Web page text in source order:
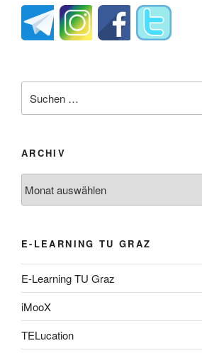
nach:
ARCHIV
E-LEARNING TU GRAZ
E-Learning TU Graz
iMooX
TELucation